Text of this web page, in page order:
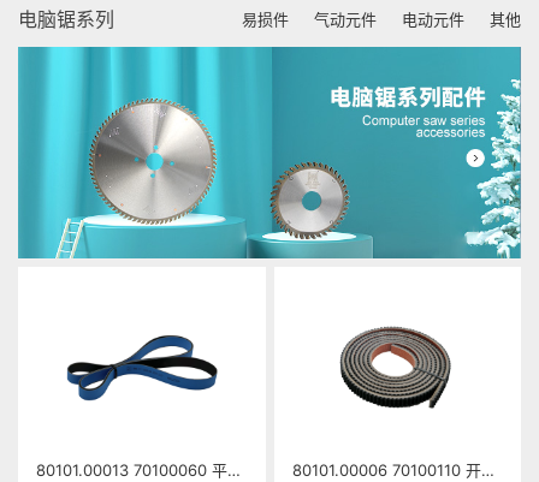
电脑锯系列 易损件 气动元件 电动元件 其他
80101.00013 70100060 平面皮带1655mm×20mm×1.7mm
80101.00006 70100110 开口皮带/压梁皮带 20×8×3300mm